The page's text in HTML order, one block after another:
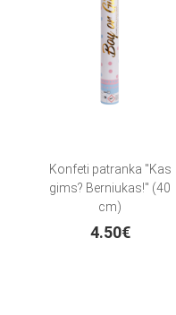
Konfeti patranka "Kas
gims? Berniukas!" (40
cm)
4.50€